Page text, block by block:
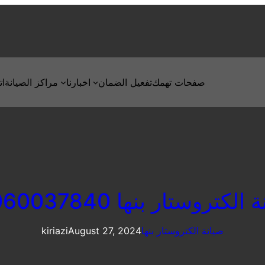
مراكز الصيانة اخبارنا تفعيل الضمانصفحات تهمك
بنها 01060037840
kiriaziAugust 27, 2024صيانة الكتروستار بنها